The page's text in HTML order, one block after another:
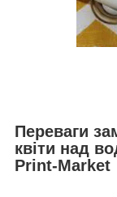
Переваги
квіти над
Print-Market